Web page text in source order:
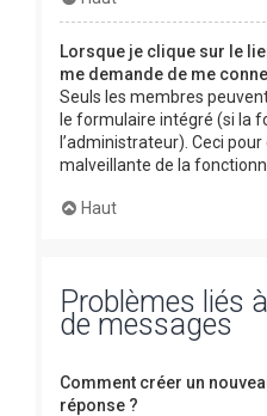
Lorsque je clique sur le
me demande de me
Seuls les membres
le formulaire intégré (si la
l’administrateur). Ceci
malveillante de la
Haut
Problèmes liés
de messages
Comment créer un
réponse ?